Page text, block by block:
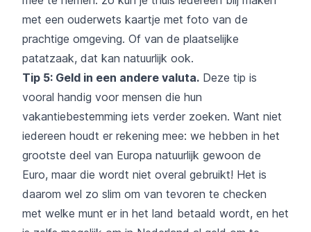
met een ouderwets kaartje met foto van de
prachtige omgeving. Of van de plaatselijke
patatzaak, dat kan natuurlijk ook.
Tip 5: Geld in een andere valuta. Deze tip is
vooral handig voor mensen die hun
vakantiebestemming iets verder zoeken. Want niet
iedereen houdt er rekening mee: we hebben in het
grootste deel van Europa natuurlijk gewoon de
Euro, maar die wordt niet overal gebruikt! Het is
daarom wel zo slim om van tevoren te checken
met welke munt er in het land betaald wordt, en het